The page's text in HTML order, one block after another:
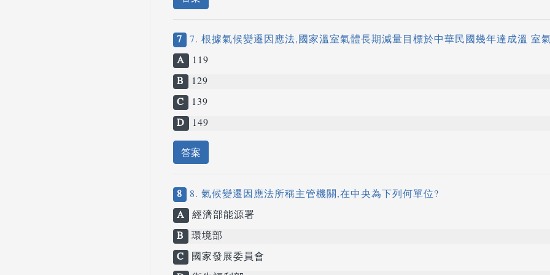
7 7. 根據氣候變遷因應法,國家溫室氣體長期減量目標於中華民國幾年達成溫 室
A
119
B
129
C
139
D
149
答案
8 8. 氣候變遷因應法所稱主管機關,在中央為下列何單位?
A 經濟部能源署
B 環境部
C 國家發展委員會